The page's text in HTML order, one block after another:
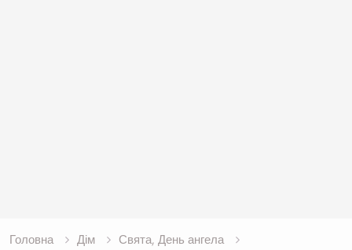
Головна Дім
Свята, День ангела